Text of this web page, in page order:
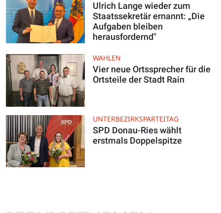
Ulrich Lange wieder zum
Staatssekretär ernannt: „Die
Aufgaben bleiben
herausfordernd"
WAHLEN
Vier neue Ortssprecher für die
Ortsteile der Stadt Rain
UNTERBEZIRKSPARTEITAG
SPD Donau-Ries wählt
erstmals Doppelspitze